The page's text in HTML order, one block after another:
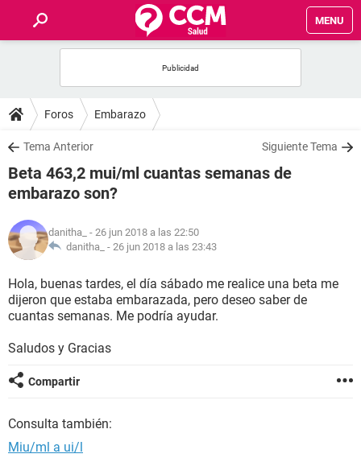
MENU
FOROS
SALUD
FAMILIA
NUTRICIÓN
SEXUALIDAD
GLOSARIO
Foros Embarazo
Tema Anterior Siguiente Tema
Beta 463,2 mui/ml cuantas semanas de
embarazo son?
danitha_ - 26 jun 2018 a las 22:50
danitha_ - 26 jun 2018 a las 23:43
Hola, buenas tardes, el día sábado me realice una beta me
dijeron que estaba embarazada, pero deseo saber de
cuantas semanas. Me podría ayudar.
Saludos y Gracias
Compartir
Consulta también:
Miu/ml a ui/l